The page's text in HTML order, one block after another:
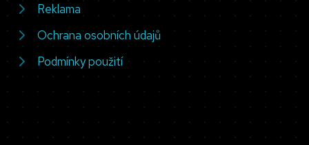
Reklama
Ochrana osobních údajů
Podmínky použití